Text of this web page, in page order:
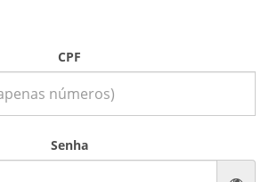
CPF
Senha